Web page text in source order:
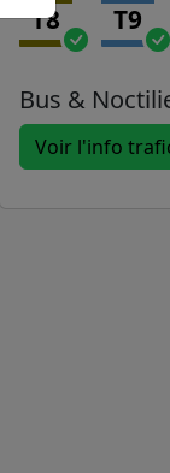
T8 T9
Bus &
Voir l'info